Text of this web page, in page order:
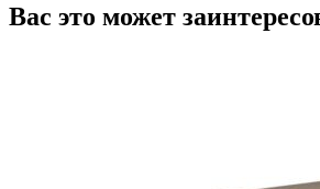
Вас это может